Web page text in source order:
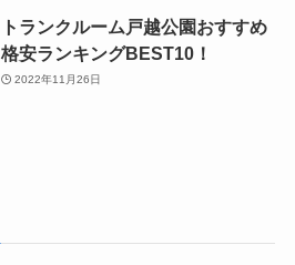
トランクルーム戸越公園おすすめ
格安ランキングBEST10！
2022年11月26日